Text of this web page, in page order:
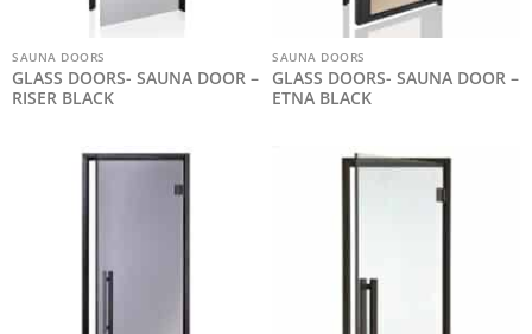
SAUNA DOORS
GLASS DOORS- SAUNA DOOR –
RISER BLACK
SAUNA DOORS
GLASS DOORS- SAUNA DOOR –
ETNA BLACK